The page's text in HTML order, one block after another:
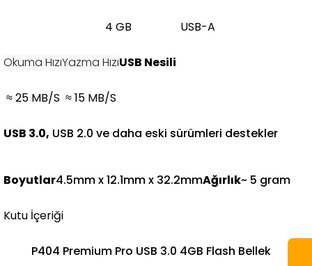
4 GB USB-A
Okuma Hızı
≈ 25 MB/S
Yazma Hızı
≈ 15 MB/S
USB Nesili
USB 3.0, USB 2.0 ve daha eski sürümleri destekler
Boyutlar4.5mm x 12.1mm x 32.2mmAğırlık~ 5 gram​
Kutu İçeriği
P404 Premium Pro USB 3.0 4GB Flash Bellek